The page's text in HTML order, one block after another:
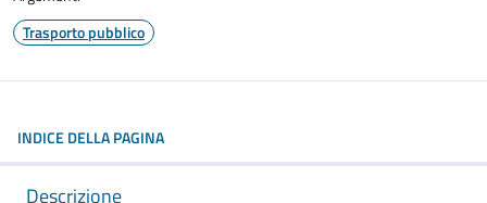
Trasporto pubblico
INDICE DELLA PAGINA
Descrizione